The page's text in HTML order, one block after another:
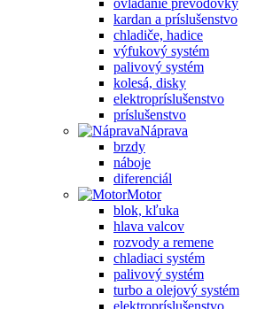
ovládanie prevodovky
kardan a príslušenstvo
chladiče, hadice
výfukový systém
palivový systém
kolesá, disky
elektropríslušenstvo
príslušenstvo
Náprava
brzdy
náboje
diferenciál
Motor
blok, kľuka
hlava valcov
rozvody a remene
chladiaci systém
palivový systém
turbo a olejový systém